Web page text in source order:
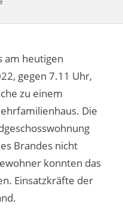
am heutigen
gegen 7.11 Uhr,
zu einem
Die
Brandes nicht
konnten das
Einsatzkräfte der